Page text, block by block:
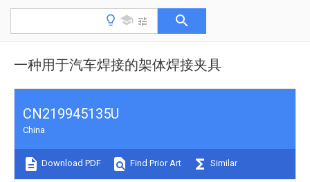
一种用于汽车焊接的架体焊接夹具
CN219945135U
China
Download PDF Find Prior Art Similar